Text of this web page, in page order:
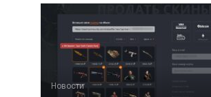
Новости